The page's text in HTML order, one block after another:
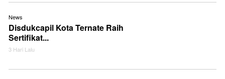
News
Disdukcapil Kota Ternate Raih
Sertifikat...
3 Hari Lalu